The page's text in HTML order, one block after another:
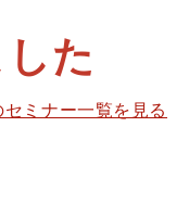
た
ミナー一覧を見る